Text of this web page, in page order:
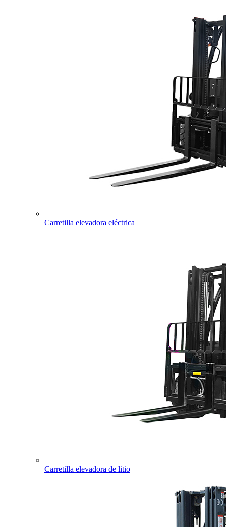
Carretilla elevadora eléctrica
Carretilla elevadora de litio